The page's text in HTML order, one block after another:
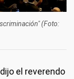
(Foto:
dijo el reverendo